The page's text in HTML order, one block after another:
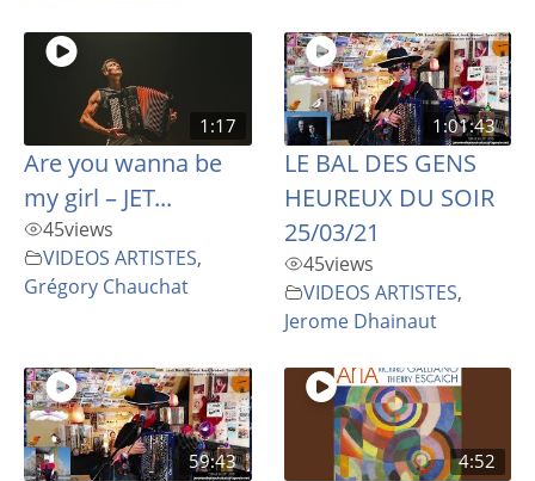
1:17
Are you wanna be
my girl – JET...
45views
VIDEOS ARTISTES,
Grégory Chauchat
1:01:43
LE BAL DES GENS
HEUREUX DU SOIR
25/03/21
45views
VIDEOS ARTISTES,
Jerome Dhainaut
59:43 4:52